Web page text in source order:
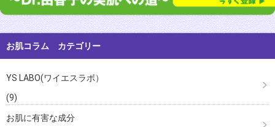
お肌コラム カテゴリー
YS LABO(ワイエスラボ）
(9)
お肌に有害な成分